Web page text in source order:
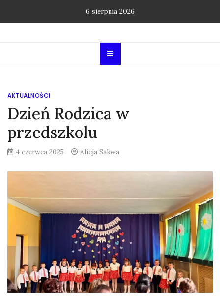
6 sierpnia 2026
AKTUALNOŚCI
Dzień Rodzica w
przedszkolu
4 czerwca 2025 Alicja Sakwa